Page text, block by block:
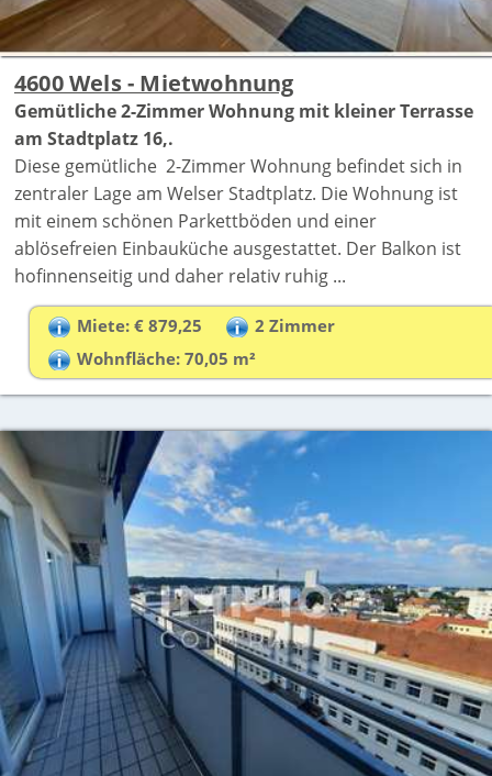
4600 Wels - Mietwohnung
Gemütliche 2-Zimmer Wohnung mit kleiner Terrasse
am Stadtplatz 16,.
Diese gemütliche 2-Zimmer Wohnung befindet sich in
zentraler Lage am Welser Stadtplatz. Die Wohnung ist
mit einem schönen Parkettböden und einer
ablösefreien Einbauküche ausgestattet. Der Balkon ist
hofinnenseitig und daher relativ ruhig ...
Miete: € 879,25
2 Zimmer
Wohnfläche: 70,05 m²